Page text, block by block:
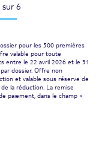
sur 6
pour les 500 premières
valable pour toute
entre le 22 avril 2026 et le 31
dossier. Offre non
et valable sous réserve de
la réduction. La remise
paiement, dans le champ «